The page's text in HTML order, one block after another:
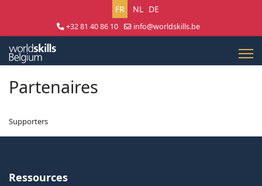
Sélectionnez votre langue
FR NL DE
+32 81 40 86 10
info@worldskills.be
Partenaires
Supporters
Ressources